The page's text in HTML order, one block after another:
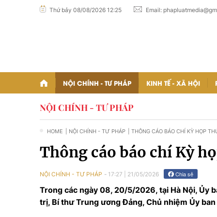
Thứ bảy 08/08/2026 12:25 Email:
NỘI CHÍNH - TƯ PHÁP KINH TẾ - XÃ HỘI
NỘI CHÍNH - TƯ PHÁP
HOME | NỘI CHÍNH - TƯ PHÁP
| THÔNG CÁO BÁO CHÍ KỲ HỌP
Thông cáo báo chí Kỳ
NỘI CHÍNH - TƯ PHÁP 17:27 21/05/2026 Chia sẻ
Trong các ngày 08, 20/5/2026, tại Hà Nội, Ủy
trị, Bí thư Trung ương Đảng, Chủ nhiệm Ủy